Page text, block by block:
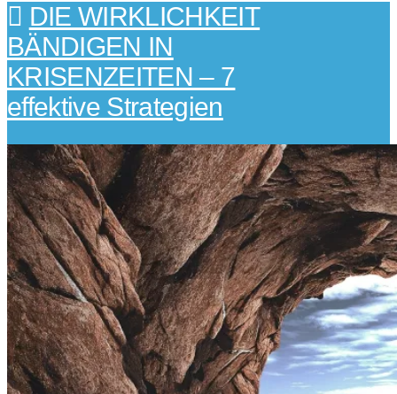
DIE WIRKLICHKEIT
BÄNDIGEN IN
KRISENZEITEN – 7
effektive Strategien